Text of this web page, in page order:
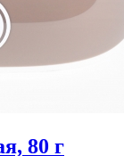
80 г